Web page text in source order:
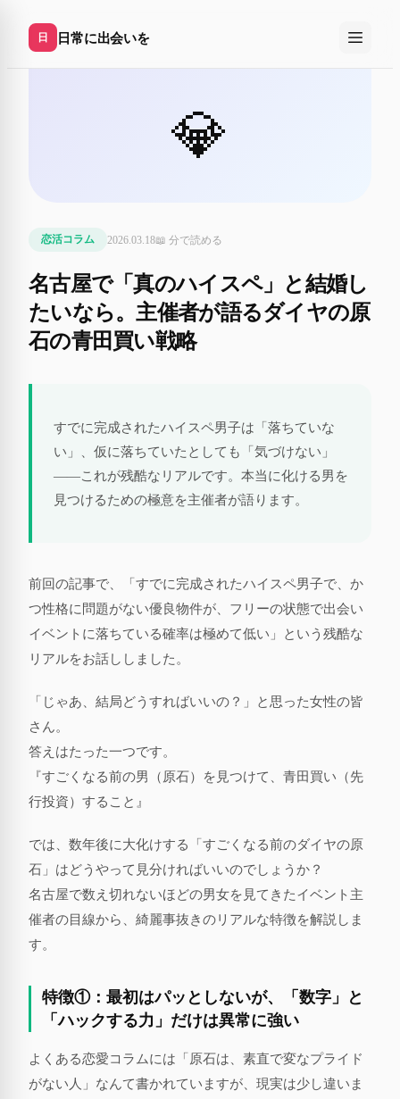
日 日常に出会いを
💎
恋活コラム 2026.03.18📖 分で読める
名古屋で「真のハイスペ」と結婚し
たいなら。主催者が語るダイヤの原
石の青田買い戦略
すでに完成されたハイスペ男子は「落ちていな
い」、仮に落ちていたとしても「気づけない」
——これが残酷なリアルです。本当に化ける男を
見つけるための極意を主催者が語ります。
前回の記事で、「すでに完成されたハイスペ男子で、か
つ性格に問題がない優良物件が、フリーの状態で出会い
イベントに落ちている確率は極めて低い」という残酷な
リアルをお話ししました。
「じゃあ、結局どうすればいいの？」と思った女性の皆
さん。
答えはたった一つです。
『すごくなる前の男（原石）を見つけて、青田買い（先
行投資）すること』
では、数年後に大化けする「すごくなる前のダイヤの原
石」はどうやって見分ければいいのでしょうか？
名古屋で数え切れないほどの男女を見てきたイベント主
催者の目線から、綺麗事抜きのリアルな特徴を解説しま
す。
特徴①：最初はパッとしないが、「数字」と
「ハックする力」だけは異常に強い
よくある恋愛コラムには「原石は、素直で変なプライド
がない人」なんて書かれていますが、現実は少し違いま